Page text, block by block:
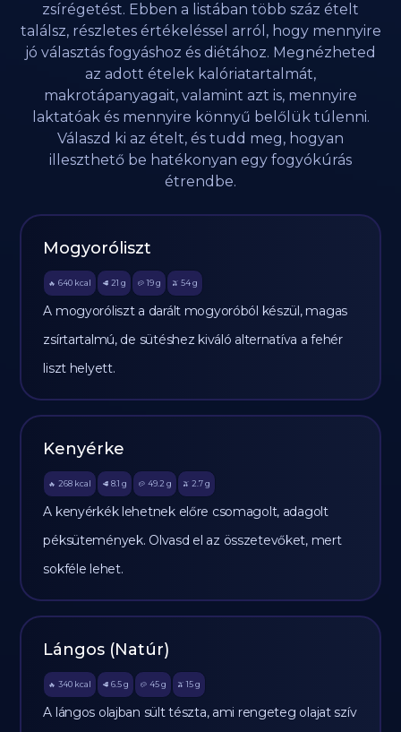
zsírégetést. Ebben a listában több száz ételt
találsz, részletes értékeléssel arról, hogy mennyire
jó választás fogyáshoz és diétához. Megnézheted
az adott ételek kalóriatartalmát,
makrotápanyagait, valamint azt is, mennyire
laktatóak és mennyire könnyű belőlük túlenni.
Válaszd ki az ételt, és tudd meg, hogyan
illeszthető be hatékonyan egy fogyókúrás
étrendbe.
Mogyoróliszt
🔥 640 kcal 🥩 21 g 🥔 19g 🫒 54 g
A mogyoróliszt a darált mogyoróból készül, magas
zsírtartalmú, de sütéshez kiváló alternatíva a fehér
liszt helyett.
Kenyérke
🔥 268 kcal 🥩 8.1 g 🥔 49.2 g 🫒 2.7 g
A kenyérkék lehetnek előre csomagolt, adagolt
péksütemények. Olvasd el az összetevőket, mert
sokféle lehet.
Lángos (Natúr)
🔥 340 kcal 🥩 6.5 g 🥔 45g 🫒 15 g
A lángos olajban sült tészta, ami rengeteg olajat szív